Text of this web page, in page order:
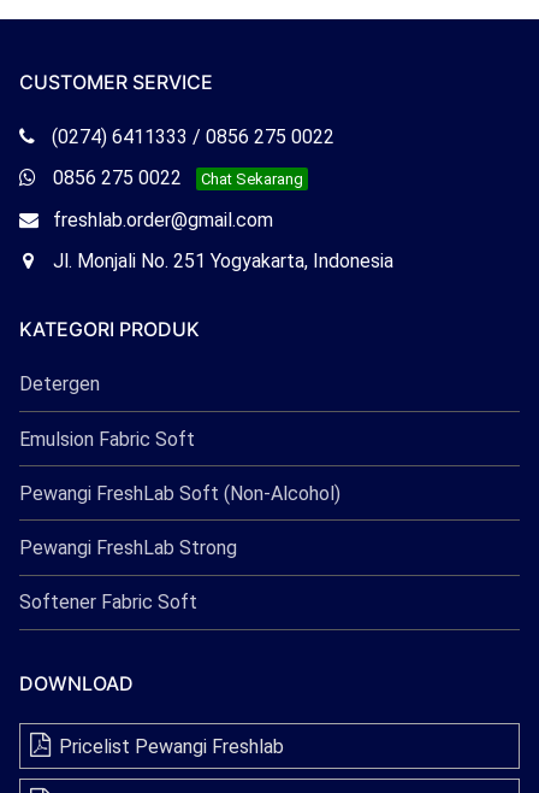
CUSTOMER SERVICE
Telepon
Freshlab
(0274) 6411333 / 0856 275 0022
Whatsapp
Freshlab
0856 275 0022 Chat Sekarang
Email
Freshlab
freshlab.order@gmail.com
OfficeJl. Monjali No. 251 Yogyakarta, Indonesia
KATEGORI PRODUK
Detergen
Emulsion Fabric Soft
Pewangi FreshLab Soft (Non-Alcohol)
Pewangi FreshLab Strong
Softener Fabric Soft
DOWNLOAD
Pricelist Pewangi Freshlab